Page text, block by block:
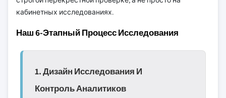
кабинетных исследованиях.
Наш 6-Этапный Процесс Исследования
1. Дизайн Исследования И
Контроль Аналитиков